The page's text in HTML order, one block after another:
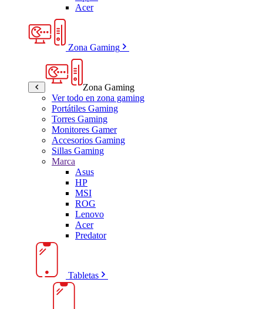
Acer
Zona Gaming
Zona Gaming
Ver todo en zona gaming
Portátiles Gaming
Torres Gaming
Monitores Gamer
Accesorios Gaming
Sillas Gaming
Marca
Asus
HP
MSI
ROG
Lenovo
Acer
Predator
Tabletas